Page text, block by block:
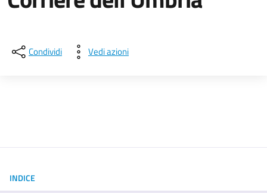
Condividi Vedi azioni
INDICE